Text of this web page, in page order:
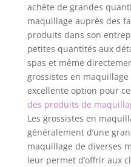
achète de grandes
maquillage auprès des
produits dans son
petites quantités aux
spas et même
grossistes en
excellente option pour
des produits de
Les grossistes en
généralement d’une
maquillage de diverses
leur permet d’offrir aux